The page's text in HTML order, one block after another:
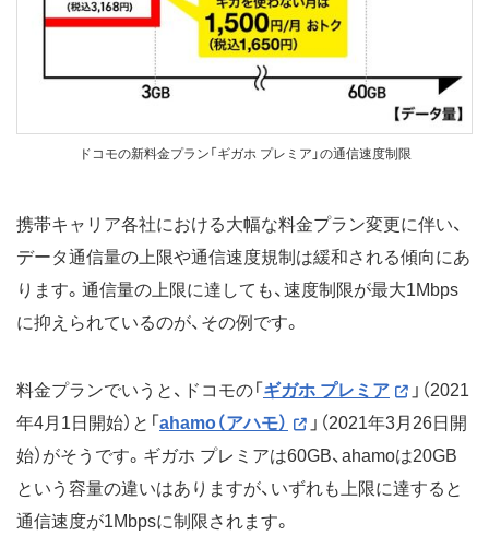
ドコモの新料金プラン「ギガホ プレミア」の通信速度制限
携帯キャリア各社における大幅な料金プラン変更に伴い、
データ通信量の上限や通信速度規制は緩和される傾向にあ
ります。通信量の上限に達しても、速度制限が最大1Mbps
に抑えられているのが、その例です。
料金プランでいうと、ドコモの「 ギガホ プレミア
」（2021
年4月1日開始）と「 ahamo（アハモ）
」（2021年3月26日開
始）がそうです。ギガホ プレミアは60GB、ahamoは20GB
という容量の違いはありますが、いずれも上限に達すると
通信速度が1Mbpsに制限されます。